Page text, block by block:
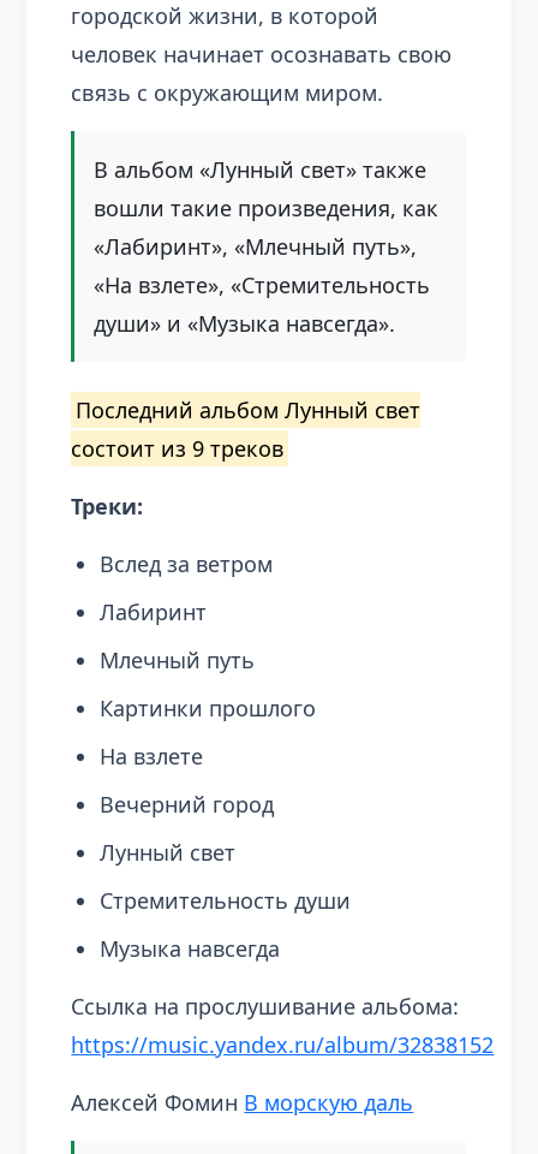
городской жизни, в которой
человек начинает осознавать свою
связь с окружающим миром.
В альбом «Лунный свет» также
вошли такие произведения, как
«Лабиринт», «Млечный путь»,
«На взлете», «Стремительность
души» и «Музыка навсегда».
Последний альбом Лунный свет
состоит из 9 треков
Треки:
Вслед за ветром
Лабиринт
Млечный путь
Картинки прошлого
На взлете
Вечерний город
Лунный свет
Стремительность души
Музыка навсегда
Cсылка на прослушивание альбома:
https://music.yandex.ru/album/32838152
Алексей Фомин В морскую даль